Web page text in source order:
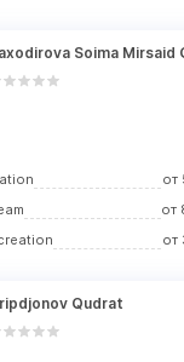
Soima Mirsaid
от
от
от
Qudrat